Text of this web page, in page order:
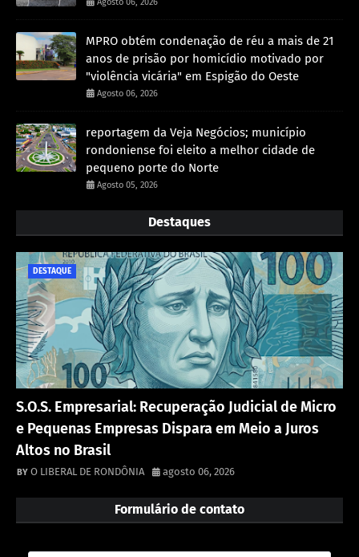
Agosto 06, 2026
MPRO obtém condenação de réu a mais de 21
anos de prisão por homicídio motivado por
"violência vicária" em Espigão do Oeste
Agosto 06, 2026
reportagem da Veja Negócios; município
rondoniense foi eleito a melhor cidade de
pequeno porte do Norte
Agosto 05, 2026
Destaques
DESTAQUE
S.O.S. Empresarial: Recuperação Judicial de Micro
e Pequenas Empresas Dispara em Meio a Juros
Altos no Brasil
O LIBERAL DE RONDÔNIA agosto 06, 2026
Formulário de contato